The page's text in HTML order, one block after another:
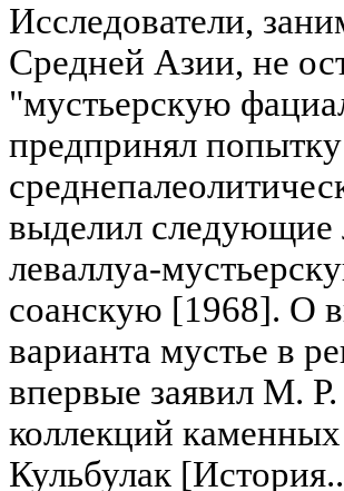
Исследователи,
Средней Азии, не
"мустьерскую
предпринял
выделил следующие
леваллуа-
соанскую [1968]. О
варианта мустье в
впервые заявил М.
коллекций
Кульбулак